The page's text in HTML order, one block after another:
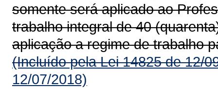
somente será aplicado ao
trabalho integral de 40
aplicação a regime de trabalho
(Incluído pela Lei 14825 de 12/
12/07/2018)